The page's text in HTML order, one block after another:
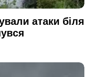
атаки біля